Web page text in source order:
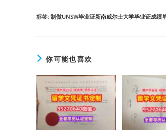
标签: 制做UNSW毕业证新南威尔士大学毕业证成绩
你可能也喜欢